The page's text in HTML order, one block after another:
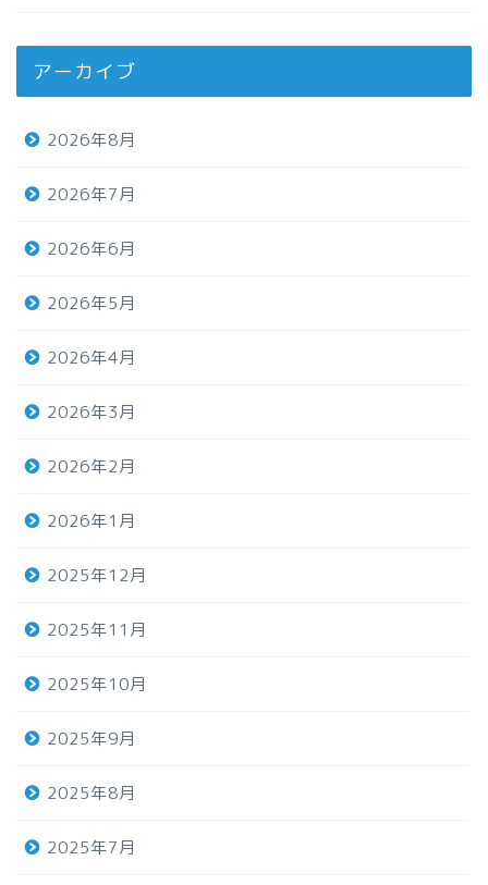
アーカイブ
2026年8月
2026年7月
2026年6月
2026年5月
2026年4月
2026年3月
2026年2月
2026年1月
2025年12月
2025年11月
2025年10月
2025年9月
2025年8月
2025年7月